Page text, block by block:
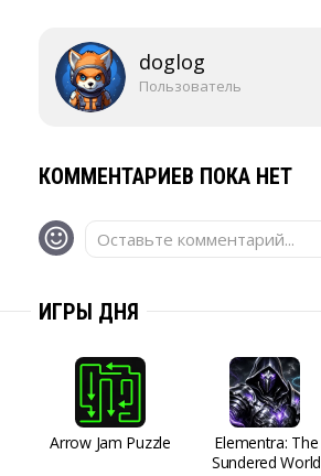
doglog
Пользователь
КОММЕНТАРИЕВ ПОКА НЕТ
Оставьте комментарий...
ИГРЫ ДНЯ
Arrow Jam Puzzle
Elementra: The
Sundered World